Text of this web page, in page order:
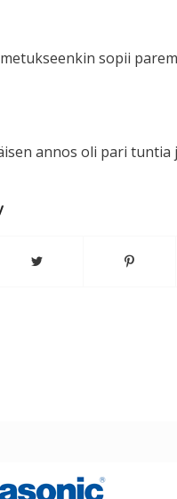
sopii
annos oli pari